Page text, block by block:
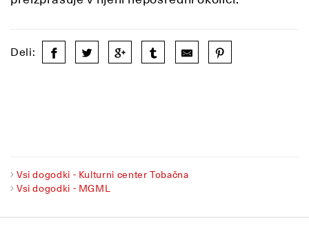
Deli:
Vsi dogodki - Kulturni center Tobačna
Vsi dogodki - MGML